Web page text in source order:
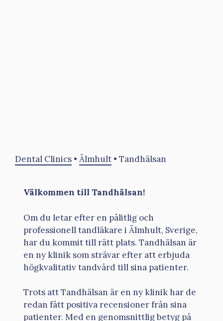
Dental Clinics • Älmhult • Tandhälsan
Välkommen till Tandhälsan!
Om du letar efter en pålitlig och
professionell tandläkare i Älmhult, Sverige,
har du kommit till rätt plats. Tandhälsan är
en ny klinik som strävar efter att erbjuda
högkvalitativ tandvård till sina patienter.
Trots att Tandhälsan är en ny klinik har de
redan fått positiva recensioner från sina
patienter. Med en genomsnittlig betyg på